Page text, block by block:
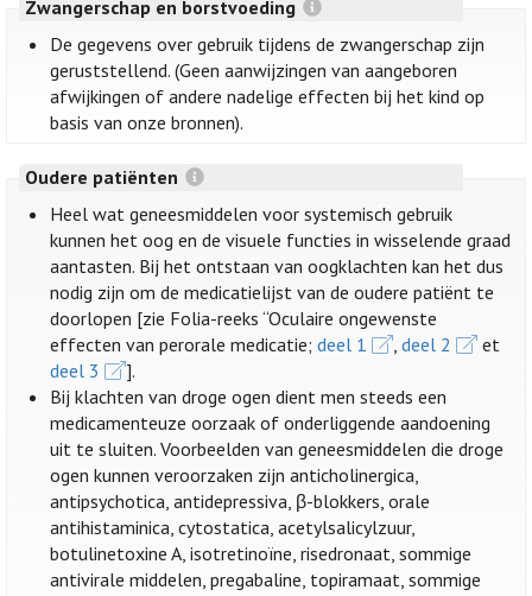
Zwangerschap en borstvoeding
De gegevens over gebruik tijdens de zwangerschap zijn
geruststellend. (Geen aanwijzingen van aangeboren
afwijkingen of andere nadelige effecten bij het kind op
basis van onze bronnen).
Oudere patiënten
Heel wat geneesmiddelen voor systemisch gebruik
kunnen het oog en de visuele functies in wisselende graad
aantasten. Bij het ontstaan van oogklachten kan het dus
nodig zijn om de medicatielijst van de oudere patiënt te
doorlopen [zie Folia-reeks “Oculaire ongewenste
effecten van perorale medicatie;deel 1 ,deel 2
et
deel 3
].
Bij klachten van droge ogen dient men steeds een
medicamenteuze oorzaak of onderliggende aandoening
uit te sluiten. Voorbeelden van geneesmiddelen die droge
ogen kunnen veroorzaken zijn anticholinergica,
antipsychotica, antidepressiva, β-blokkers, orale
antihistaminica, cytostatica, acetylsalicylzuur,
botulinetoxine A, isotretinoïne, risedronaat, sommige
antivirale middelen, pregabaline, topiramaat, sommige